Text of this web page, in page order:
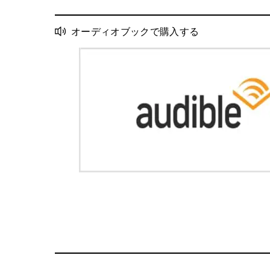
オーディオブックで購入する